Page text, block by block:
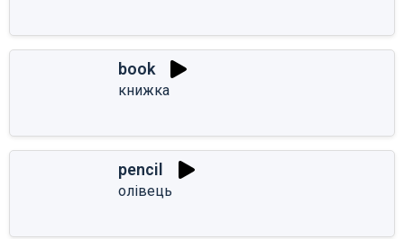
book
книжка
pencil
олівець